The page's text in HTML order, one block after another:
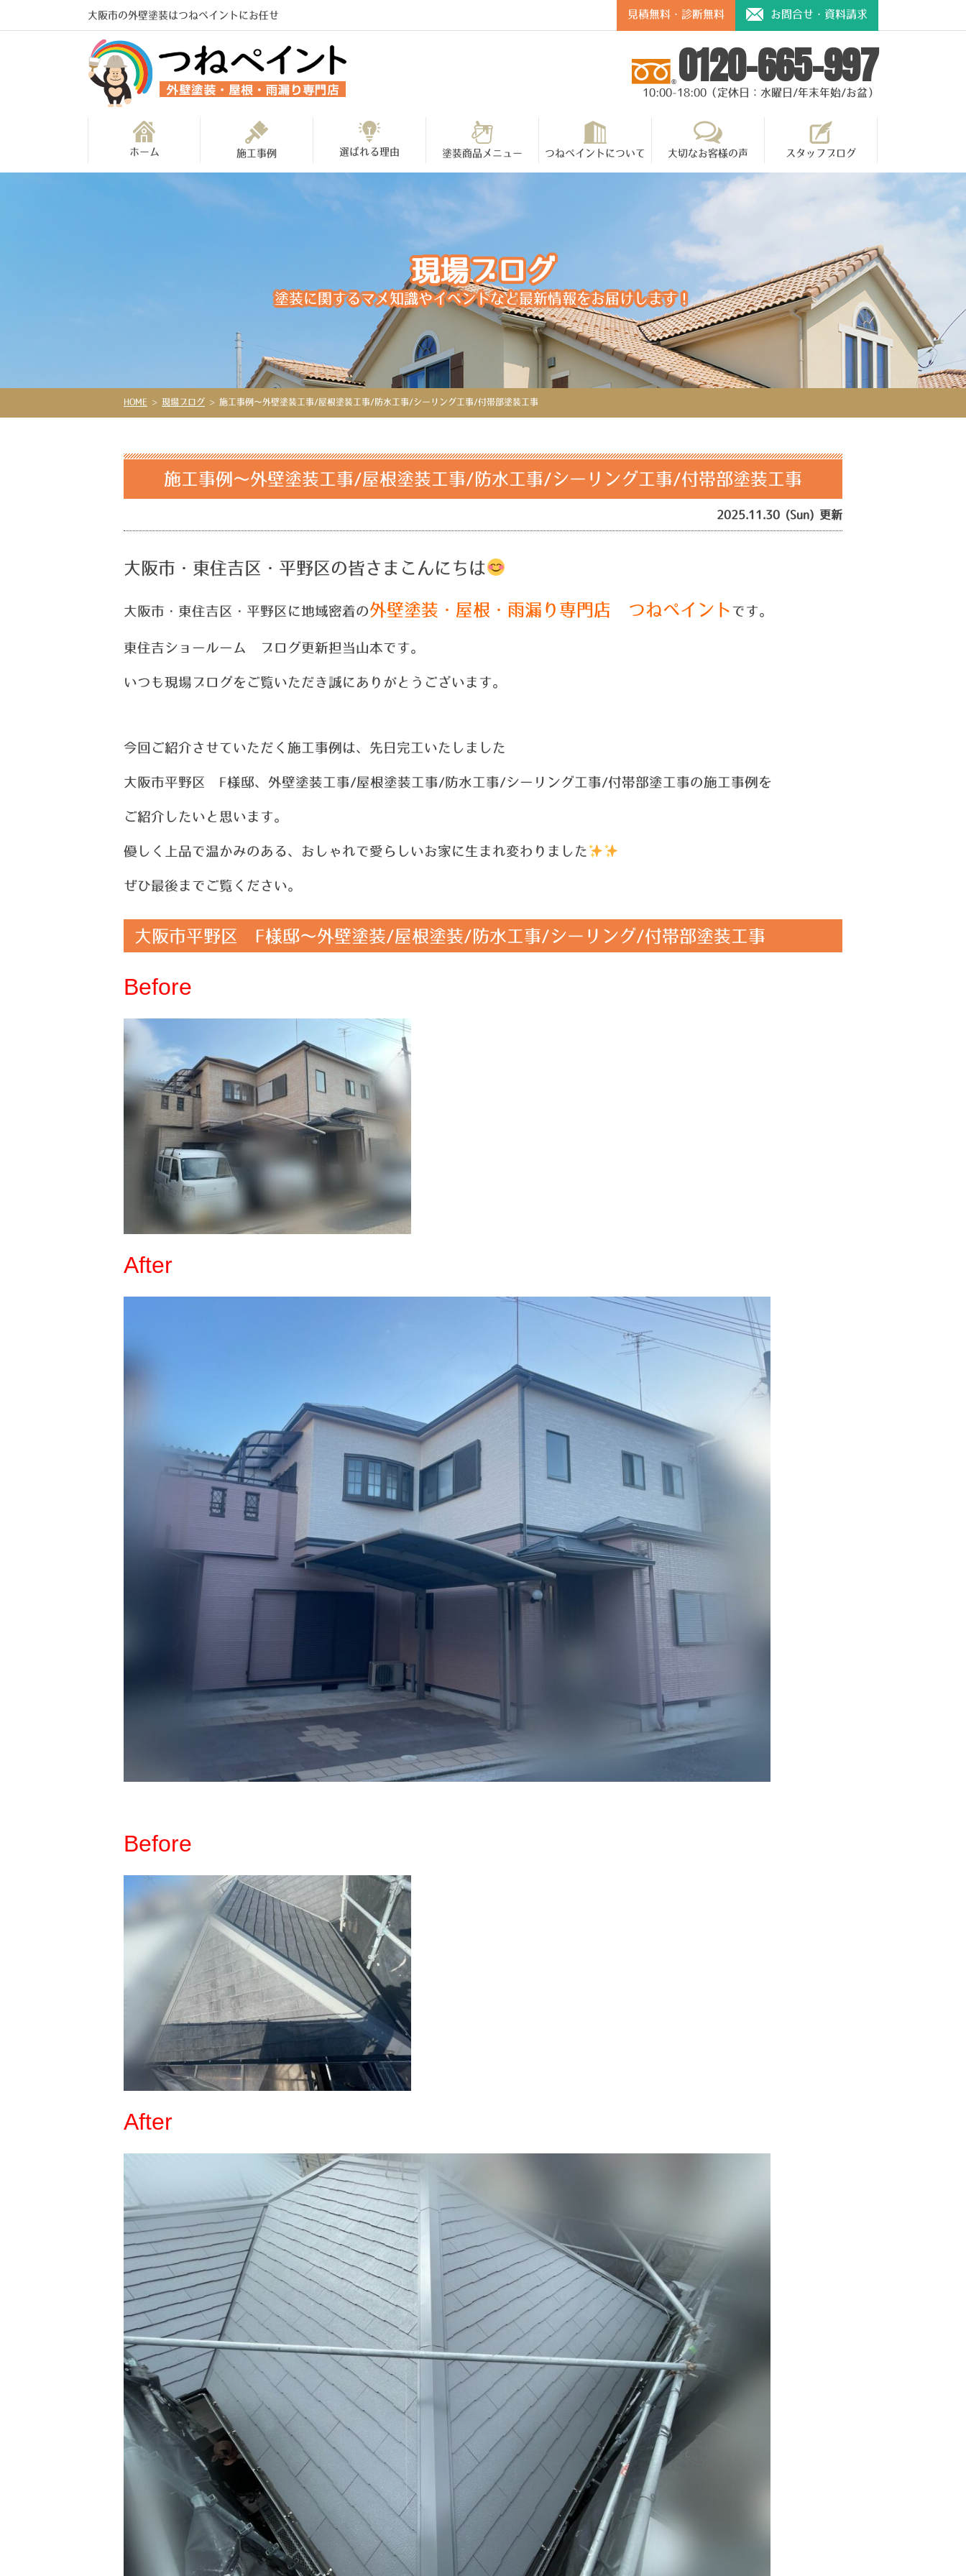
大阪市の外壁塗装はつねペイントにお任せ 見積無料・診断無料 お問合せ・資料請求
0120-665-997
10:00-18:00（定休日：水曜日/年末年始/お盆）
ホーム 施工事例 選ばれる理由 塗装商品メニュー つねペイントについて 大切なお客様の声 スタッフブログ
現場ブログ
塗装に関するマメ知識やイベントなど最新情報をお届けします！
HOME > 現場ブログ > 施工事例～外壁塗装工事/屋根塗装工事/防水工事/シーリング工事/付帯部塗装工事
施工事例～外壁塗装工事/屋根塗装工事/防水工事/シーリング工事/付帯部塗装工事
2025.11.30 (Sun) 更新
大阪市・東住吉区・平野区の皆さまこんにちは
大阪市・東住吉区・平野区に地域密着の外壁塗装・屋根・雨漏り専門店 つねペイント です。
東住吉ショールーム ブログ更新担当山本です。
いつ も現場ブログをご覧いただき誠にありがとうございます。
今回ご紹介させていただく施工事例は、先日完工いたしました
大阪市平野区 F様邸、外壁塗装工事/屋根塗装工事/防水工事/シーリング工事/付帯部塗工事の施工事例を
ご紹介したいと思います。
優しく上品で温かみのある、おしゃれで愛らしいお家に生まれ変わりました
ぜひ最後までご覧ください。
大阪市平野区 F様邸～外壁塗装/屋根塗装/防水工事/シーリング/付帯部塗装工事
Before
After
Before
After